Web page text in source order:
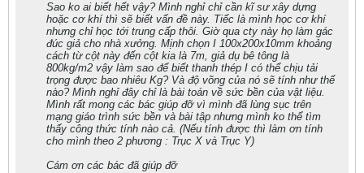
Sao ko ai biết hết vậy? Mình nghỉ chỉ cần kĩ sư xây dựng
hoặc cơ khí thì sẽ biết vấn đề này. Tiếc là mình học cơ khí
nhưng chỉ học tới trung cấp thôi. Giờ qua cty này họ làm gác
đúc giả cho nhà xưởng. Mịnh chọn I 100x200x10mm khoảng
cách từ cột này đến cột kia là 7m, giả dụ bê tông là
800kg/m2 vậy làm sao để biết thanh thép I có thể chịu tải
trọng được bao nhiêu Kg? Và độ võng của nó sẽ tính như thế
nào? Mình nghỉ đây chỉ là bài toán về sức bền của vật liệu.
Mình rất mong các bác giúp đỡ vì mình đã lùng sục trên
mạng giáo trình sức bền và bài tập nhưng mình ko thể tìm
thấy công thức tính nào cả. (Nếu tính được thì làm ơn tính
cho mình theo 2 phương : Trục X và Trục Y)
Cám ơn các bác đã giúp đỡ